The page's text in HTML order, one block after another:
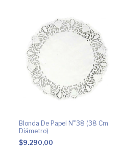
Blonda De Papel N°38 (38 Cm
Diámetro)
$9.290,00